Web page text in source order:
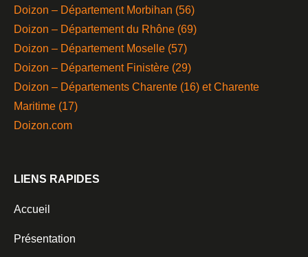
Doizon – Département Morbihan (56)
Doizon – Département du Rhône (69)
Doizon – Département Moselle (57)
Doizon – Département Finistère (29)
Doizon – Départements Charente (16) et Charente
Maritime (17)
Doizon.com
LIENS RAPIDES
Accueil
Présentation